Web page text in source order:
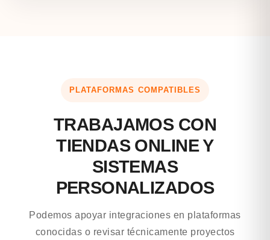
PLATAFORMAS COMPATIBLES
TRABAJAMOS CON
TIENDAS ONLINE Y
SISTEMAS
PERSONALIZADOS
Podemos apoyar integraciones en plataformas
conocidas o revisar técnicamente proyectos